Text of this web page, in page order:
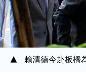
賴清德今赴板橋